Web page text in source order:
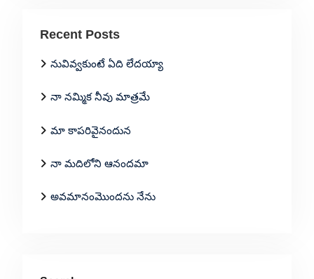
Recent Posts
నువివ్వకుంటే ఏది లేదయ్యా
నా నమ్మిక నీవు మాత్రమే
మా కాపరివైనందున
నా మదిలోని ఆనందమా
అవమానంమొందను నేను